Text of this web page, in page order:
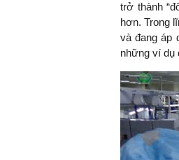
trở thành
hơn. Trong
và đang áp
những ví dụ